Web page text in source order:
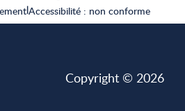
|Accessibilité : non conforme
Copyright © 2026